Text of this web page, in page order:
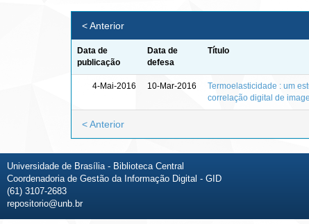
< Anterior
Data de
publicação
Data de
defesa
Título
4-Mai-2016 10-Mar-2016
Termoelasticidade : um
correlação digital de
< Anterior
Universidade de Brasília - Biblioteca Central
Coordenadoria de Gestão da Informação Digital - GID
(61) 3107-2683
repositorio@unb.br